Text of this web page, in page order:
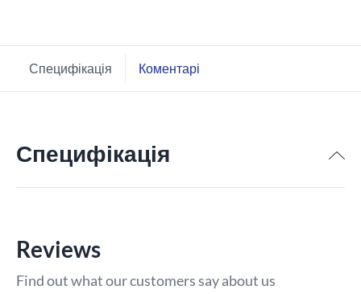
Специфікація Коментарі
Специфікація
Reviews
Find out what our customers say about us